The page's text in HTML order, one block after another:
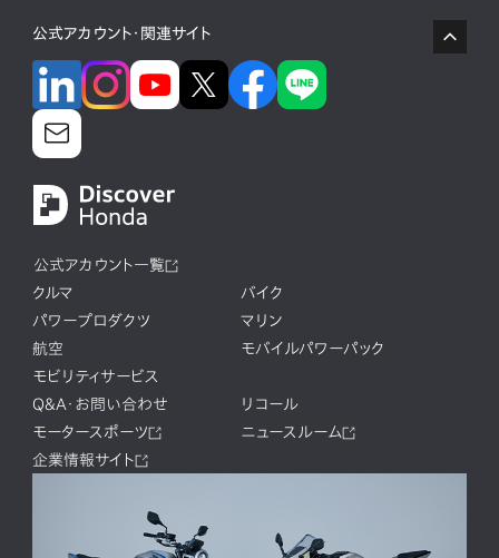
公式アカウント・関連サイト
公式アカウント一覧
クルマ
バイク
パワープロダクツ
マリン
航空
モバイルパワーパック
モビリティサービス
Q&A・お問い合わせ
リコール
モータースポーツ
ニュースルーム
企業情報サイト